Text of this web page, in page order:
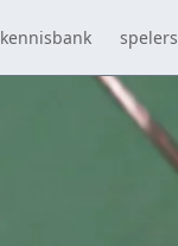
kennisbank spelers